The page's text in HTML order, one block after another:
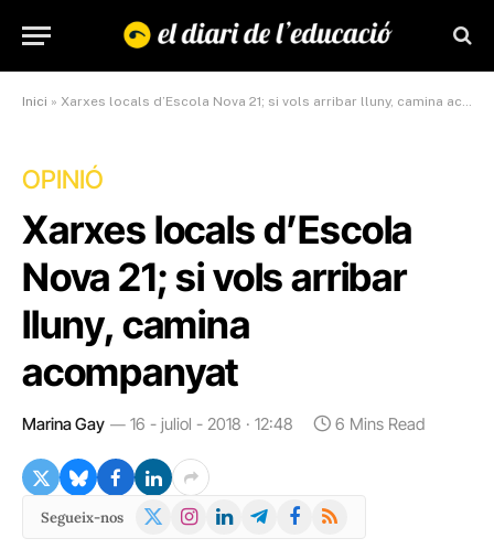
Inici » Xarxes locals d’Escola Nova 21; si vols arribar lluny, camina acompanyat
OPINIÓ
Xarxes locals d’Escola
Nova 21; si vols arribar
lluny, camina
acompanyat
Marina Gay 16 - juliol - 2018 · 12:48 6 Mins Read
Segueix-nos
X
Instagram
LinkedInTelegramFacebook
RSS